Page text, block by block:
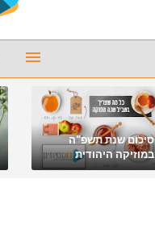
סיכום שנת תשפ"ה
במוזיקה היהודית